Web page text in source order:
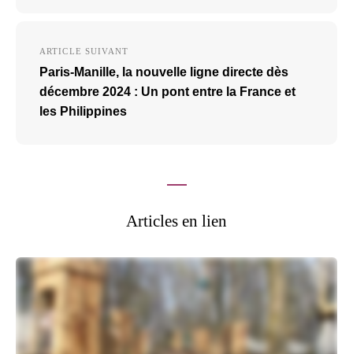
ARTICLE SUIVANT
Paris-Manille, la nouvelle ligne directe dès
décembre 2024 : Un pont entre la France et
les Philippines
Articles en lien